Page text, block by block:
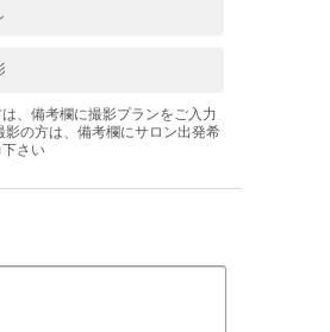
、備考欄に撮影プランをご入力
の方は、備考欄にサロン出発希
さい